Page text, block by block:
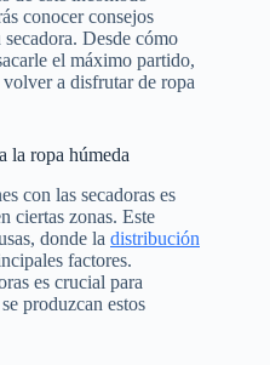
conocer consejos
Desde cómo
el máximo partido,
a disfrutar de ropa
la ropa húmeda
con las secadoras es
ciertas zonas. Este
donde la distribución
factores.
es crucial para
produzcan estos